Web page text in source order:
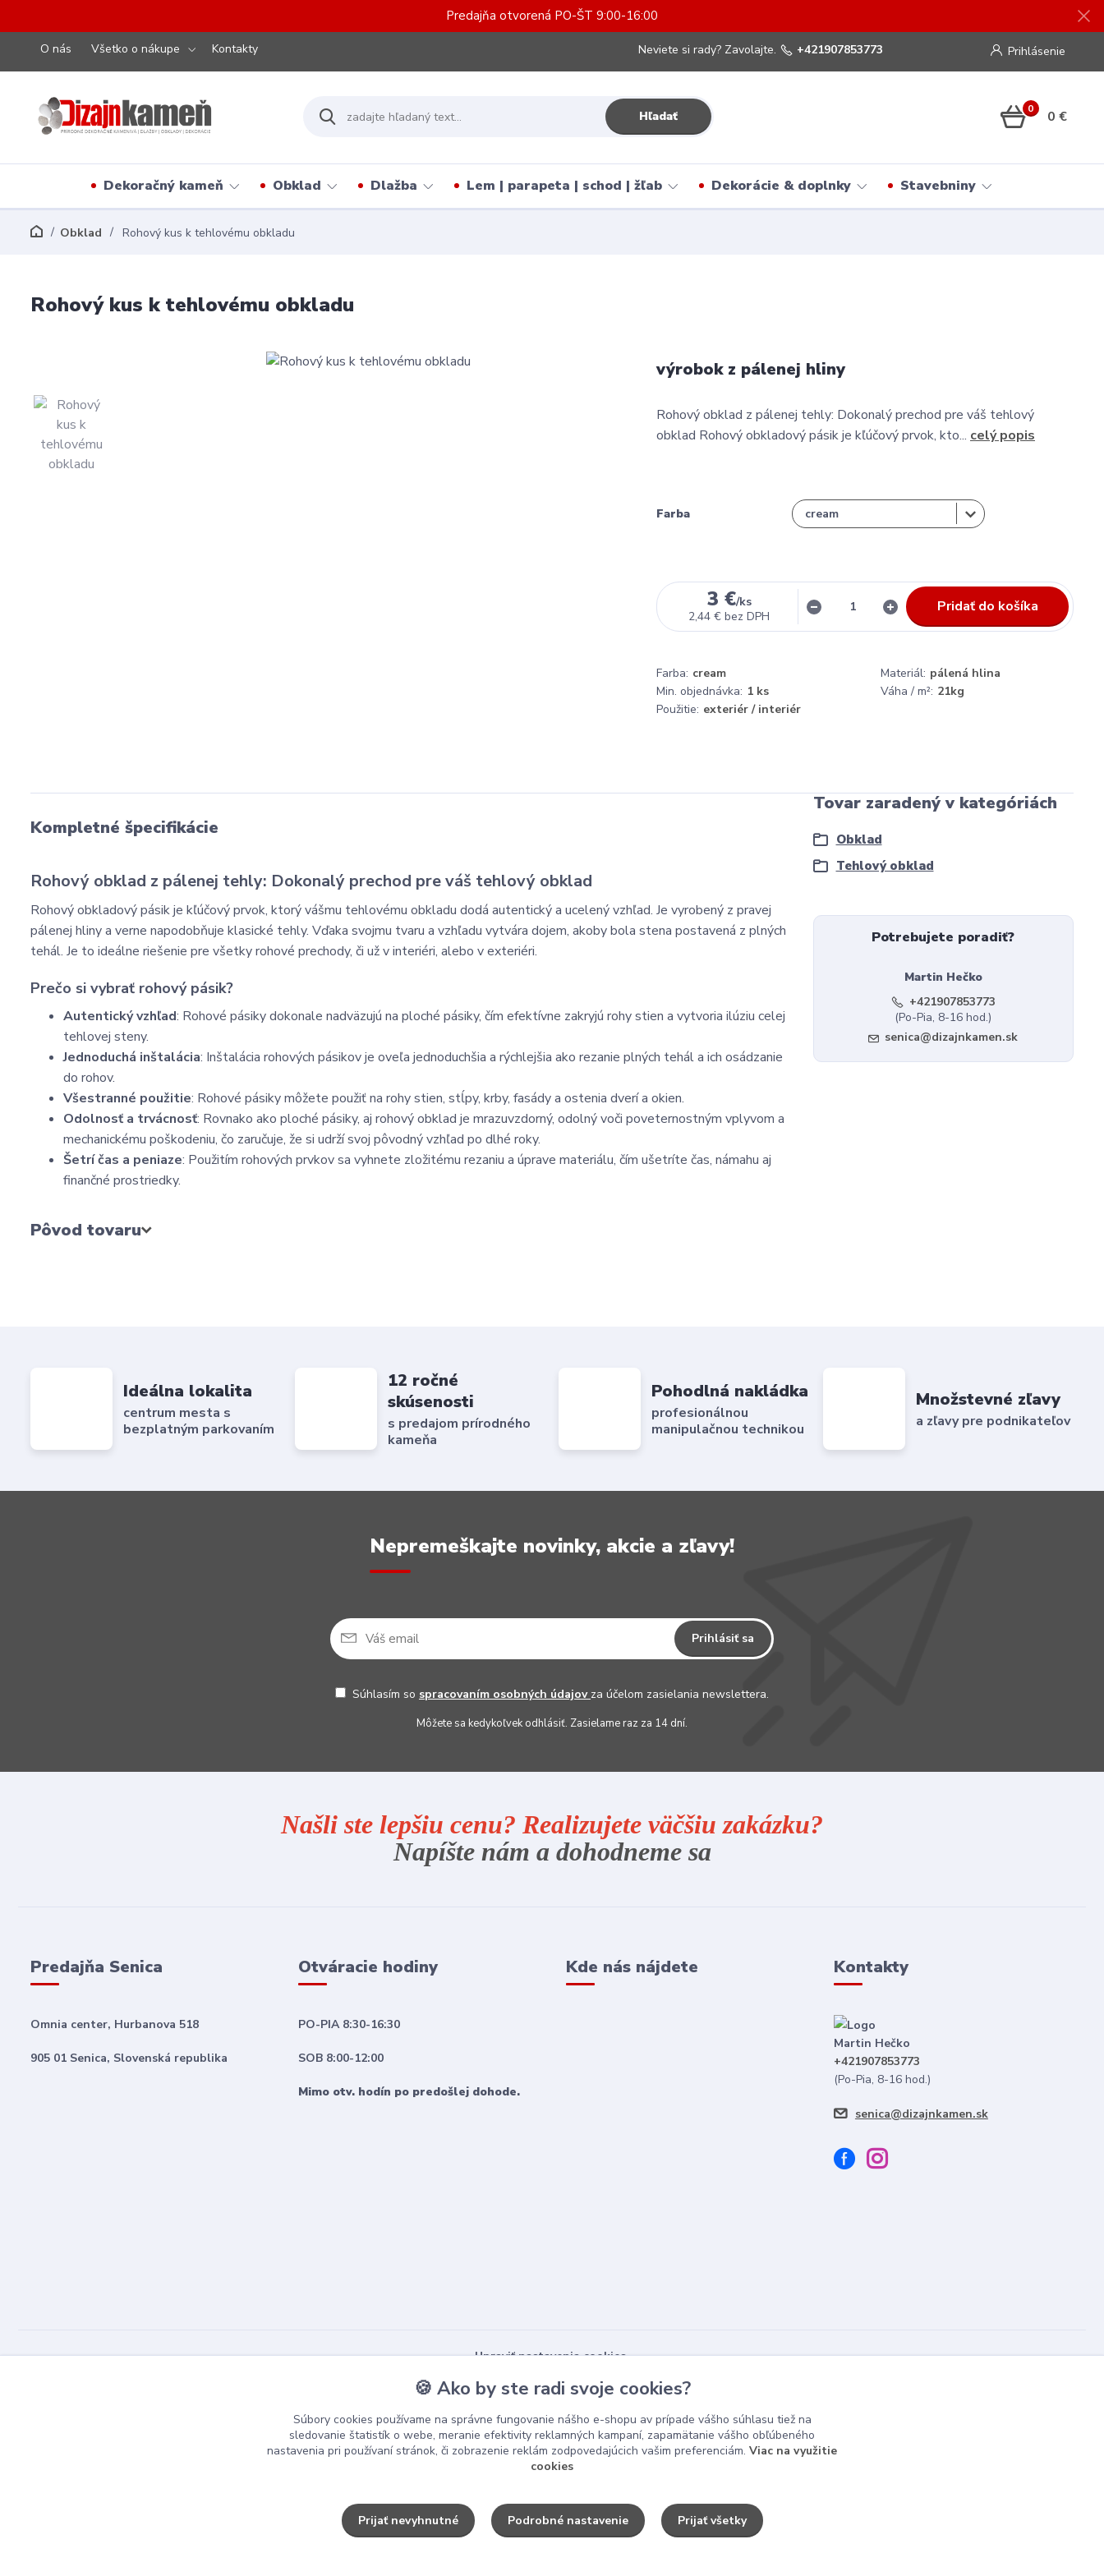
Predajňa otvorená PO-ŠT 9:00-16:00
O nás Všetko o nákupe Kontakty Prihlásenie
Hľadať
Neviete si rady? Zavolajte. +421907853773
0 0 €
Dekoračný kameň Obklad Dlažba Lem | parapeta | schod | žľab Dekorácie & doplnky Stavebniny
Obklad Rohový kus k tehlovému obkladu
Rohový kus k tehlovému obkladu
výrobok z pálenej hliny
Rohový obklad z pálenej tehly: Dokonalý prechod pre váš tehlový
obklad Rohový obkladový pásik je kľúčový prvok, kto... celý popis
Farba
3 €/ks
2,44 € bez DPH
Pridať do košíka
Farba: cream Materiál: pálená hlina
Min. objednávka: 1 ks Váha / m²: 21kg
Použitie: exteriér / interiér
Kompletné špecifikácie
Rohový obklad z pálenej tehly: Dokonalý prechod pre váš tehlový obklad
Rohový obkladový pásik je kľúčový prvok, ktorý vášmu tehlovému obkladu dodá autentický a ucelený vzhľad. Je vyrobený z pravej
pálenej hliny a verne napodobňuje klasické tehly. Vďaka svojmu tvaru a vzhľadu vytvára dojem, akoby bola stena postavená z plných
tehál. Je to ideálne riešenie pre všetky rohové prechody, či už v interiéri, alebo v exteriéri.
Prečo si vybrať rohový pásik?
Autentický vzhľad: Rohové pásiky dokonale nadväzujú na ploché pásiky, čím efektívne zakryjú rohy stien a vytvoria ilúziu celej
tehlovej steny.
Jednoduchá inštalácia: Inštalácia rohových pásikov je oveľa jednoduchšia a rýchlejšia ako rezanie plných tehál a ich osádzanie
do rohov.
Všestranné použitie: Rohové pásiky môžete použiť na rohy stien, stĺpy, krby, fasády a ostenia dverí a okien.
Odolnosť a trvácnosť: Rovnako ako ploché pásiky, aj rohový obklad je mrazuvzdorný, odolný voči poveternostným vplyvom a
mechanickému poškodeniu, čo zaručuje, že si udrží svoj pôvodný vzhľad po dlhé roky.
Šetrí čas a peniaze: Použitím rohových prvkov sa vyhnete zložitému rezaniu a úprave materiálu, čím ušetríte čas, námahu aj
finančné prostriedky.
Pôvod tovaru
Tovar zaradený v kategóriách
Obklad
Tehlový obklad
Potrebujete poradiť?
Martin Hečko
+421907853773
(Po-Pia, 8-16 hod.)
senica@dizajnkamen.sk
Ideálna lokalita
centrum mesta s
bezplatným parkovaním
12 ročné
skúsenosti
s predajom prírodného
kameňa
Pohodlná nakládka
profesionálnou
manipulačnou technikou
Množstevné zľavy
a zľavy pre podnikateľov
Nepremeškajte novinky, akcie a zľavy!
Prihlásiť sa
Súhlasím so spracovaním osobných údajov za účelom zasielania newslettera.
Môžete sa kedykoľvek odhlásiť. Zasielame raz za 14 dní.
Našli ste lepšiu cenu? Realizujete väčšiu zakázku?
Napíšte nám a dohodneme sa
Predajňa Senica
Omnia center, Hurbanova 518
905 01 Senica, Slovenská republika
Otváracie hodiny
PO-PIA 8:30-16:30
SOB 8:00-12:00
Mimo otv. hodín po predošlej dohode.
Kde nás nájdete Kontakty
Martin Hečko
+421907853773
(Po-Pia, 8-16 hod.)
senica@dizajnkamen.sk
Upraviť nastavenia cookies.
🍪 Ako by ste radi svoje cookies?
Súbory cookies používame na správne fungovanie nášho e-shopu av prípade vášho súhlasu tiež na
sledovanie štatistík o webe, meranie efektivity reklamných kampaní, zapamätanie vášho obľúbeného
nastavenia pri používaní stránok, či zobrazenie reklám zodpovedajúcich vašim preferenciám. Viac na využitie
cookies
Prijať nevyhnutné Podrobné nastavenie Prijať všetky